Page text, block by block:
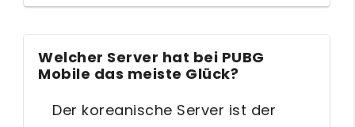
Welcher Server hat bei PUBG
Mobile das meiste Glück?
Der koreanische Server ist der